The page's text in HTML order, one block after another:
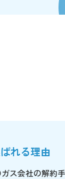
れる理由
ス会社の解約